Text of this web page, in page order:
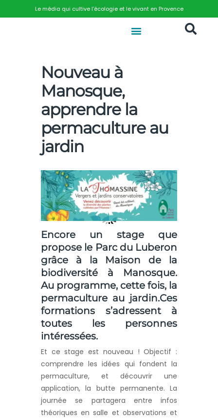
Le média qui cultive l’écologie et le vivant en Provence
Nouveau à
Manosque,
apprendre la
permaculture au
jardin
Encore un stage que
propose le Parc du Luberon
grâce à la Maison de la
biodiversité à Manosque.
Au programme, cette fois, la
permaculture au jardin.Ces
formations s’adressent à
toutes les personnes
intéressées.
Et ce stage est nouveau ! Objectif :
comprendre les idées qui fondent la
permaculture, et découvrir une
application, la butte permanente. La
journée se partagera entre infos
théoriques en salle et observations et